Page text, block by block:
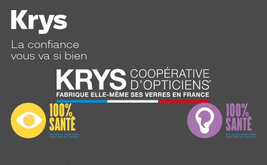
La confiance
vous va si bien